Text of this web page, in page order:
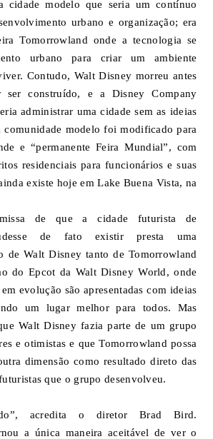
cidade modelo que seria um contínuo
urbano e organização; era
Tomorrowland onde a tecnologia se
urbano para criar um ambiente
Contudo, Walt Disney morreu antes
construído, e a Disney Company
administrar uma cidade sem as ideias
comunidade modelo foi modificado para
e “permanente Feira Mundial”, com
residenciais para funcionários e suas
existe hoje em Lake Buena Vista, na
de que a cidade futurista de
de fato existir presta uma
de Walt Disney tanto de Tomorrowland
do Epcot da Walt Disney World, onde
evolução são apresentadas com ideias
um lugar melhor para todos. Mas
Walt Disney fazia parte de um grupo
e otimistas e que Tomorrowland possa
dimensão como resultado direto das
que o grupo desenvolveu.
acredita o diretor Brad Bird.
a única maneira aceitável de ver o